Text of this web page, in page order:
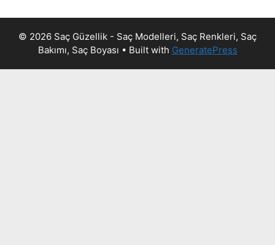
© 2026 Saç Güzellik - Saç Modelleri, Saç Renkleri, Saç
Bakımı, Saç Boyası • Built with GeneratePress